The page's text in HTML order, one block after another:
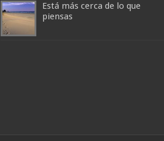
Está más cerca de lo que
piensas